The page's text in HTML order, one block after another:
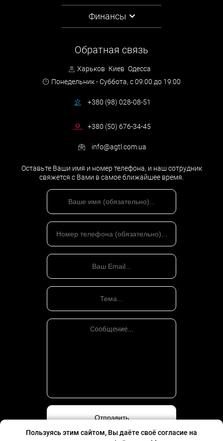
Финансы
Обратная связь
Харьков Киев Одесса
Понедельник - Суббота, с 09:00 до 19:00
+380 (98) 028-08-51
+380 (50) 676-34-45
info@agtl.com.ua
Оставьте Ваши имя и номер телефона, и наш сотрудник
свяжется с Вами в самое ближайшее время.
Пользуясь этим сайтом, Вы даёте своё согласие на